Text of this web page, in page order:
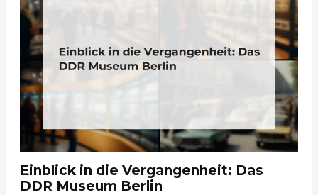
Einblick in die Vergangenheit: Das
DDR Museum Berlin